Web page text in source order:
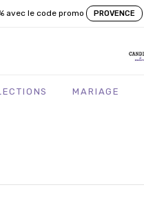
avec le code promo PROVENCE
MARIAGE